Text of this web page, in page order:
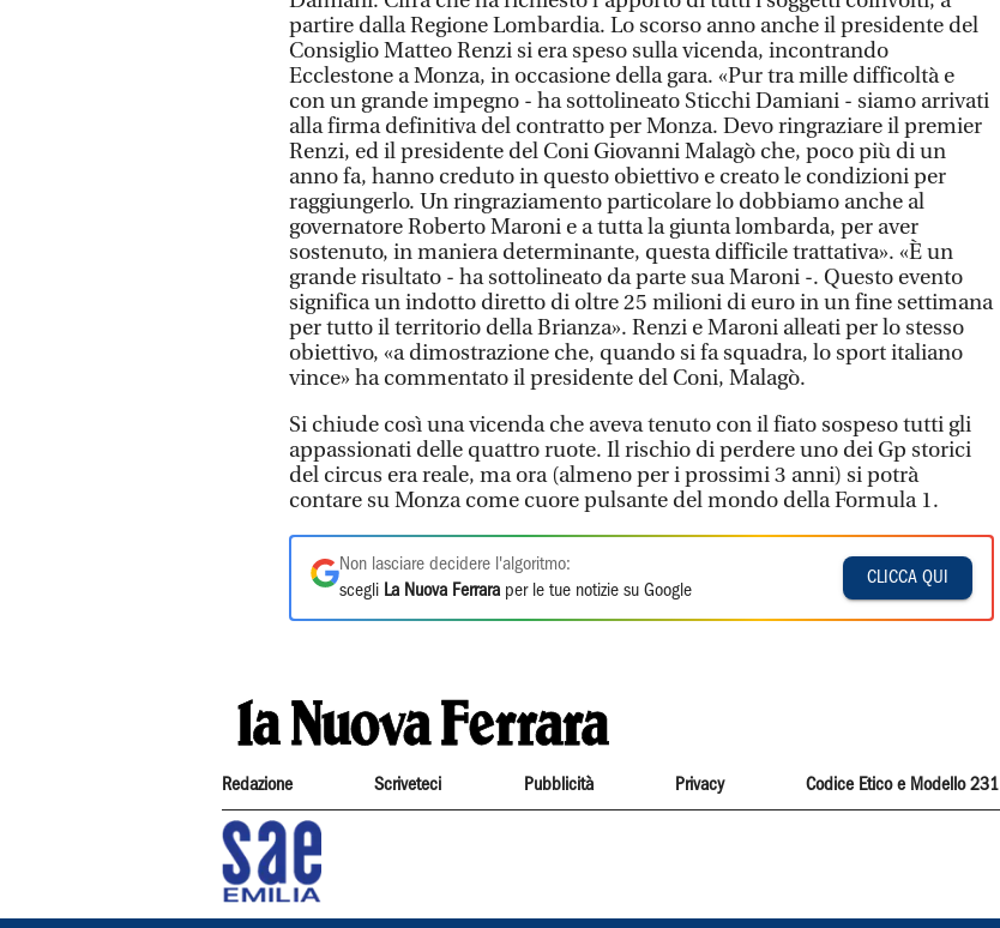
partire dalla Regione Lombardia. Lo scorso anno anche il presidente del
Consiglio Matteo Renzi si era speso sulla vicenda, incontrando
Ecclestone a Monza, in occasione della gara. «Pur tra mille difficoltà e
con un grande impegno - ha sottolineato Sticchi Damiani - siamo arrivati
alla firma definitiva del contratto per Monza. Devo ringraziare il premier
Renzi, ed il presidente del Coni Giovanni Malagò che, poco più di un
anno fa, hanno creduto in questo obiettivo e creato le condizioni per
raggiungerlo. Un ringraziamento particolare lo dobbiamo anche al
governatore Roberto Maroni e a tutta la giunta lombarda, per aver
sostenuto, in maniera determinante, questa difficile trattativa». «È un
grande risultato - ha sottolineato da parte sua Maroni -. Questo evento
significa un indotto diretto di oltre 25 milioni di euro in un fine settimana
per tutto il territorio della Brianza». Renzi e Maroni alleati per lo stesso
obiettivo, «a dimostrazione che, quando si fa squadra, lo sport italiano
vince» ha commentato il presidente del Coni, Malagò.
Si chiude così una vicenda che aveva tenuto con il fiato sospeso tutti gli
appassionati delle quattro ruote. Il rischio di perdere uno dei Gp storici
del circus era reale, ma ora (almeno per i prossimi 3 anni) si potrà
contare su Monza come cuore pulsante del mondo della Formula 1.
Non lasciare decidere l'algoritmo:
scegli La Nuova Ferrara per le tue notizie su Google
CLICCA QUI
Redazione Scriveteci Pubblicità Privacy Codice Etico e Modello 231